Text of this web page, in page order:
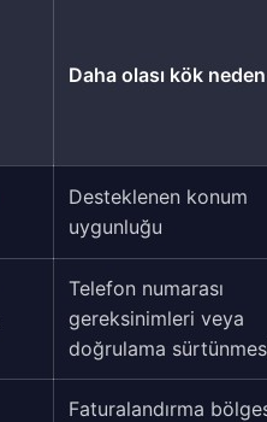
Daha olası kök neden
Desteklenen konum
uygunluğu
Telefon numarası
gereksinimleri veya
doğrulama
Faturalandırma